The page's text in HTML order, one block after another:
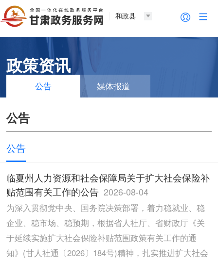
和政县
政策资讯
公告 媒体报道
公告
公告
临夏州人力资源和社会保障局关于扩大社会保险补
贴范围有关工作的公告 2026-08-04
为深入贯彻党中央、国务院决策部署，着力稳就业、稳
企业、稳市场、稳预期，根据省人社厅、省财政厅《关
于延续实施扩大社会保险补贴范围政策有关工作的通
知》(甘人社通〔2026〕184号)精神，扎实推进扩大社会